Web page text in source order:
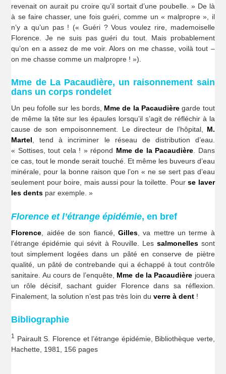
revenait on aurait pu croire qu’il sortait d’une poubelle. » De là
à se faire chasser, une fois guéri, comme un « malpropre », il
n’y a qu’un pas ! (« Guéri ? Vous voulez rire, mademoiselle
Florence. Je ne suis pas guéri du tout. Mais probablement
qu’on en a assez de me voir. Alors on me chasse, voilà tout –
on me chasse comme un malpropre ! »).
Mme de La Pacaudière, un raisonnement sain
dans un corps rondelet
Un peu fofolle sur les bords, Mme de la Pacaudière garde tout
de même la tête sur les épaules lorsqu’il s’agit de réfléchir à la
cause de son empoisonnement. Le directeur de l’hôpital, M.
Martel , tend à incriminer le réseau de distribution d’eau.
« Sottises, tout cela ! » répond Mme de la Pacaudière . Dans
ce cas, tout le monde serait touché. Et même les buveurs d’eau
minérale, pour la bonne raison que l’on « ne se sert pas d’eau
seulement pour boire, mais aussi pour la toilette. Pourse laver
les dents par exemple. »
Florence et l’étrange épidémie, en bref
Florence , aidée de son fiancé, Gilles , va mettre un terme à
l’étrange épidémie qui sévit à Rouville. Les salmonellessont
tout simplement logées dans un pâté en conserve de piètre
qualité, un pâté de contrebande qui a échappé à tout contrôle
sanitaire. Au cours de l’enquête, Mme de la Pacaudière jouera
un rôle décisif, sachant guider Florence dans sa réflexion.
Finalement, la solution n’est pas très loin duverre à dent !
Bibliographie
1
Pairault S. Florence et l’étrange épidémie, Bibliothèque verte,
Hachette, 1981, 156 pages